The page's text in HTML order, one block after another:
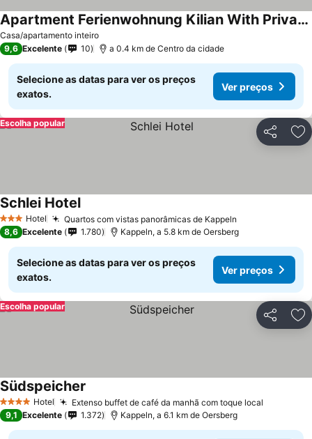
Casa/apartamento inteiro
Apartment Ferienwohnung Kilian With Private Terrace, Private Garden And Wi-fi
9,6 Excelente 10 a 0.4 km de Centro da cidade
Selecione as datas para ver os preços
exatos.
Ver preços
Partilhar
Escolha popular
3 EstrelasHotel Quartos com vistas panorâmicas de Kappeln
Schlei Hotel
8,6 Excelente 1.780 Kappeln, a 5.8 km de Oersberg
Selecione as datas para ver os preços
exatos.
Ver preços
Partilhar
Escolha popular
4 EstrelasHotel Extenso buffet de café da manhã com toque local
Südspeicher
9,1 Excelente 1.372 Kappeln, a 6.1 km de Oersberg